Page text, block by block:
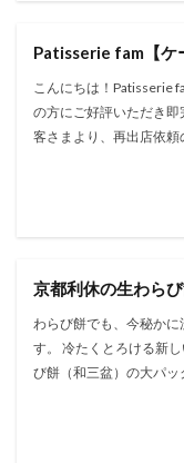
Patisserie fam【ケ
こんにちは！Patisserie
の方にご好評いただき
客さまより、再出店依
京都利休の生わら
わらび餅でも、今秘か
す。 冷たくとろける新
び餅（和三盆）の大パ